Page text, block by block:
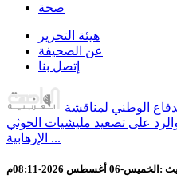
صحة
هيئة التحرير
عن الصحيفة
إتصل بنا
الوطني لمناقشة
على تصعيد مليشيات الحوثي
الإرهابية ...
: الخميس-06 أغسطس 2026-08:11م